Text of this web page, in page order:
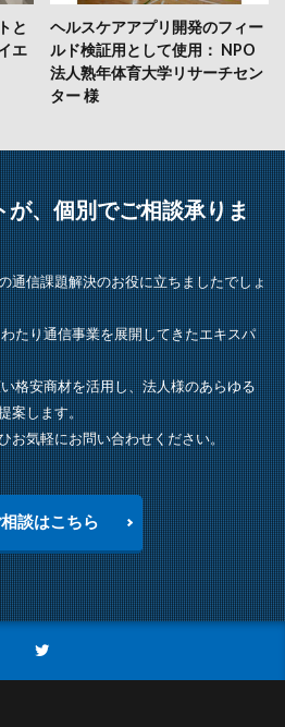
と
エ
ヘルスケアアプリ開発のフィー
ルド検証用として使用： NPO
法人熟年体育大学リサーチセン
ター 様
が、個別でご相談承りま
通信課題解決のお役に立ちましたでしょ
たり通信事業を展開してきたエキスパ
格安商材を活用し、法人様のあらゆる
案します。
お気軽にお問い合わせください。
談はこちら